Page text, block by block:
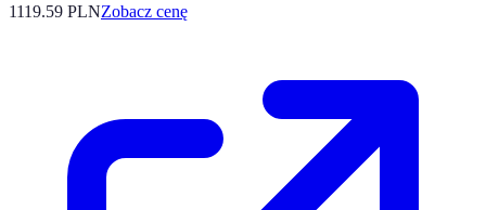
1119.59 PLNZobacz cenę